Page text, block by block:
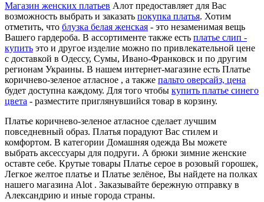
Магазин женских платьев Алот предоставляет для Вас
возможность выбрать и заказать покупка платья. Хотим
отметить, что блузка белая женская - это незаменимая вещь
Вашего гардероба. В ассортименте также есть платье слип -
купить это и другое изделие можно по привлекательной цене
с доставкой в Одессу, Сумы, Ивано-Франковск и по другим
регионам Украины. В нашем интернет-магазине есть Платье
коричнево-зеленое атласное , а также пальто оверсайз, цена
будет доступна каждому. Для того чтобы купить платье синего
цвета - разместите приглянувшийся товар в корзину.
Платье коричнево-зеленое атласное сделает лучшим
повседневный образ. Платья порадуют Вас стилем и
комфортом. В категории Домашняя одежда Вы можете
выбрать аксессуары для подруги. А брюки зимние женские
оставте себе. Крутые товары Платье серое в розовый горошек,
Легкое желтое платье и Платье зелёное, Вы найдете на полках
нашего магазина Alot . Заказывайте бережную отправку в
Александрию и иные города страны.